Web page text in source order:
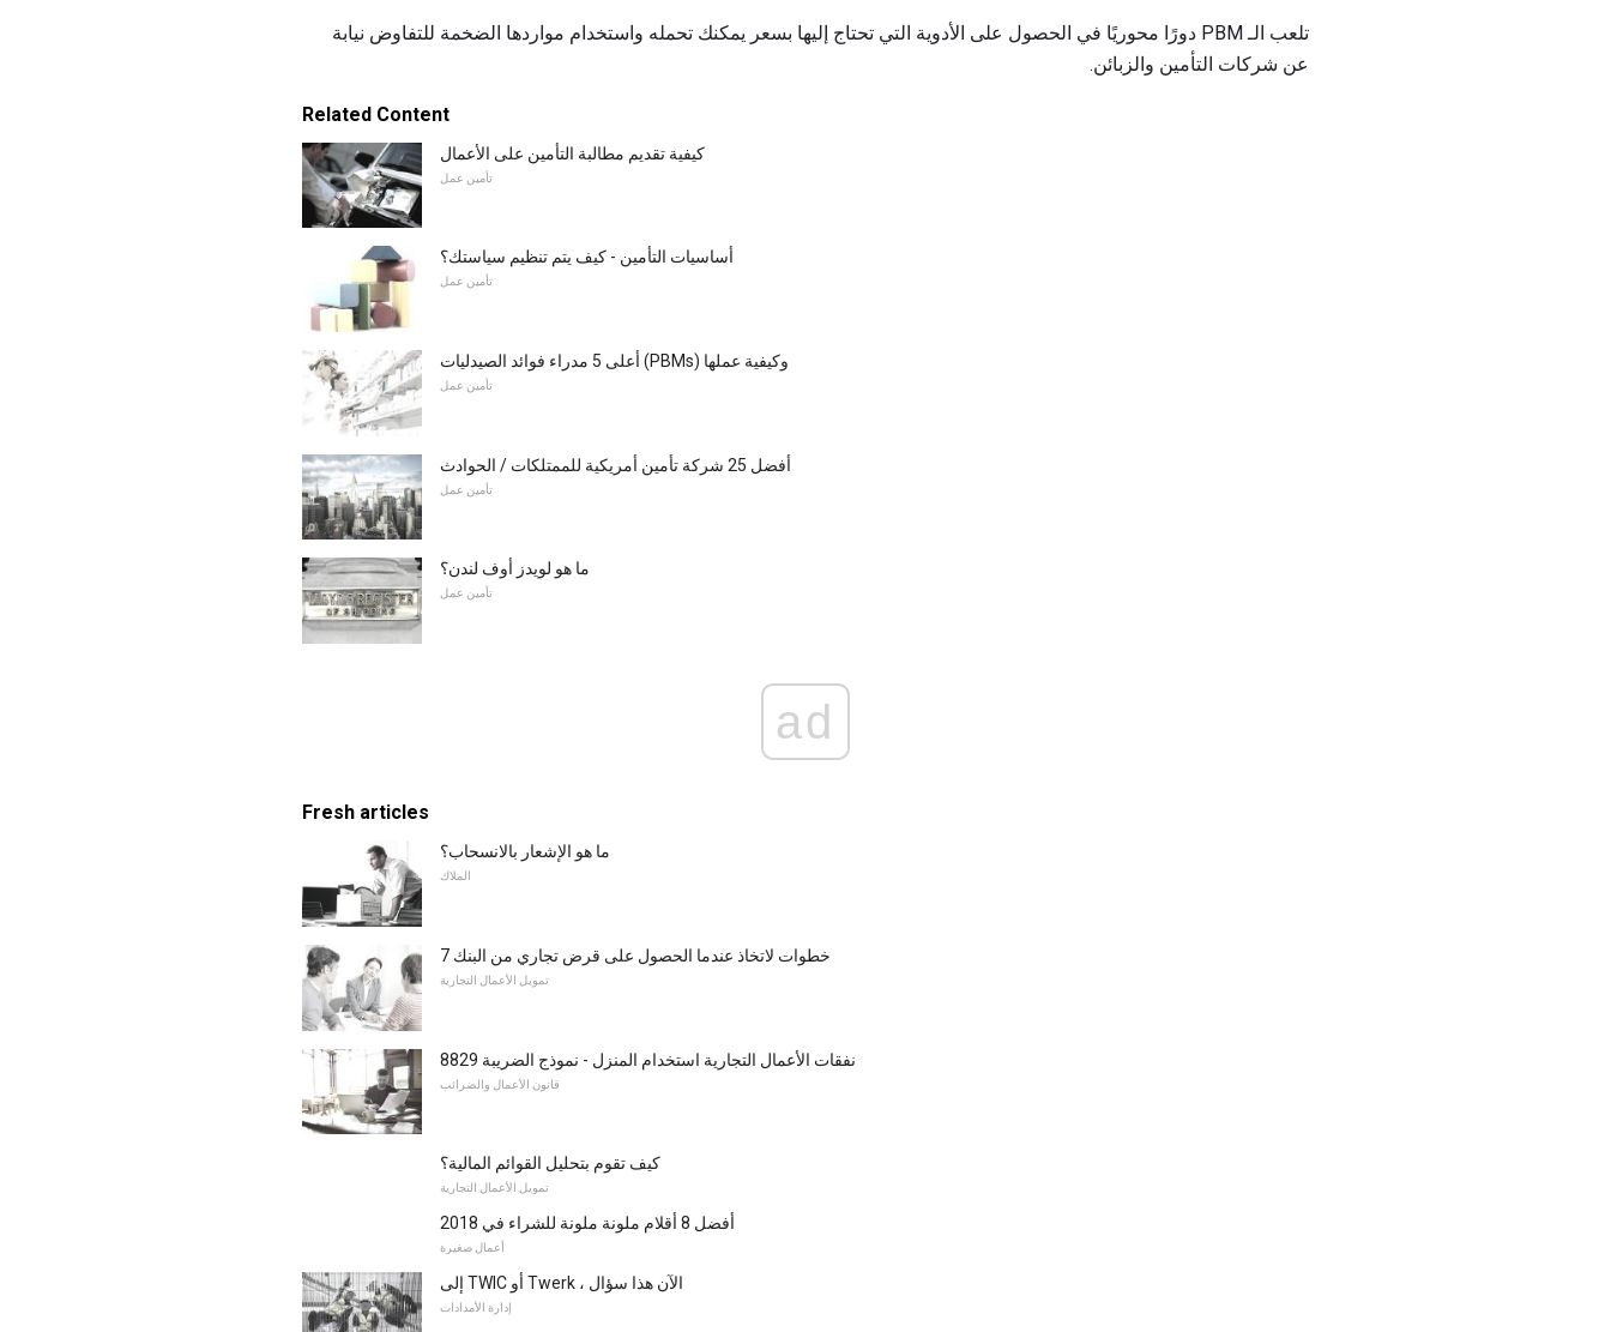
تلعب الـ PBM دورًا محوريًا في الحصول على الأدوية التي تحتاج إليها بسعر يمكنك تحمله واستخدام مواردها الضخمة للتفاوض نيابة
عن شركات التأمين والزبائن.
Related Content
كيفية تقديم مطالبة التأمين على الأعمال
تأمين عمل
أساسيات التأمين - كيف يتم تنظيم سياستك؟
تأمين عمل
أعلى 5 مدراء فوائد الصيدليات (PBMs) وكيفية عملها
تأمين عمل
أفضل 25 شركة تأمين أمريكية للممتلكات / الحوادث
تأمين عمل
ما هو لويدز أوف لندن؟
تأمين عمل
ad
Fresh articles
ما هو الإشعار بالانسحاب؟
الملاك
7 خطوات لاتخاذ عندما الحصول على قرض تجاري من البنك
تمويل الأعمال التجارية
نفقات الأعمال التجارية استخدام المنزل - نموذج الضريبة 8829
قانون الأعمال والضرائب
كيف تقوم بتحليل القوائم المالية؟
تمويل الأعمال التجارية
أفضل 8 أقلام ملونة ملونة للشراء في 2018
أعمال صغيرة
إلى TWIC أو Twerk ، الآن هذا سؤال
إدارة الأمدادات